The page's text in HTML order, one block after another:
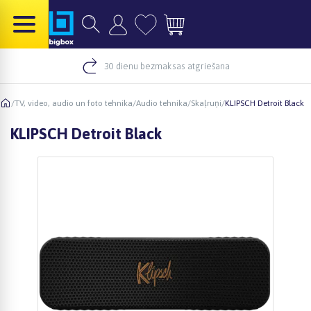
30 dienu bezmaksas atgriešana
/TV, video, audio un foto tehnika/Audio tehnika/Skaļruņi/KLIPSCH Detroit Black
KLIPSCH Detroit Black